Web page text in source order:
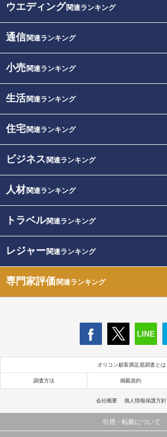
ウエディング関連ランキング
通信関連ランキング
小売関連ランキング
生活関連ランキング
住宅関連ランキング
ビジネス 関連ランキング
人材関連ランキング
トラベル関連ランキング
レジャー関連ランキング
専門家評価関連ランキング
オリコン顧客満足度調査とは
調査方法 掲載規約
会社概要 個人情報保護方針
引用・転載について